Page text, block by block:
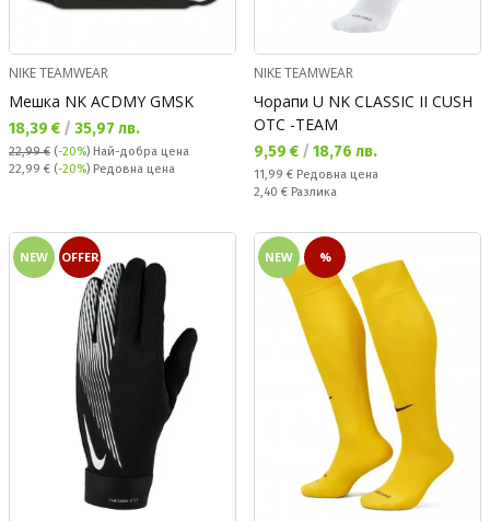
NIKE TEAMWEAR
Мешка NK ACDMY GMSK
Текуща цена:
18,39 € / 35,97 лв.
22,99 € (-20%) Най-добра цена
Редовна цена:
22,99 € (-20%) Редовна цена
NIKE TEAMWEAR
Чорапи U NK CLASSIC II CUSH
OTC -TEAM
Текуща цена:
9,59 € / 18,76 лв.
Редовна цена:
11,99 € Редовна цена
Спестявате:
2,40 € Разлика
NEW OFFER NEW %